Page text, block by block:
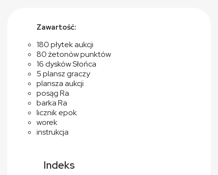
Zawartość:
180 płytek aukcji
80 żetonów punktów
16 dysków Słońca
5 plansz graczy
plansza aukcji
posąg Ra
barka Ra
licznik epok
worek
instrukcja
Indeks